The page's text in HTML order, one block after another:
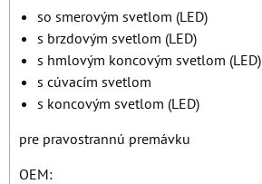
so smerovým svetlom (LED)
s brzdovým svetlom (LED)
s hmlovým koncovým svetlom (LED)
s cúvacím svetlom
s koncovým svetlom (LED)
pre pravostrannú premávku
OEM: